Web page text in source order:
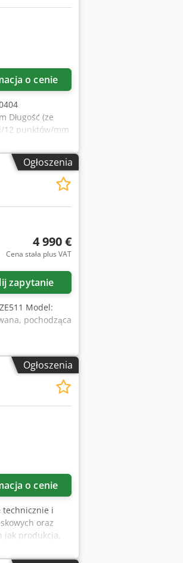
o cenie
Długość (ze
12 punktów/mm
20 mm -
Ogłoszenia
4 990 €
Cena stała plus VAT
zapytanie
Model:
pochodząca
Ogłoszenia
o cenie
technicznie i
oraz
jak produkcja,
sprawdza